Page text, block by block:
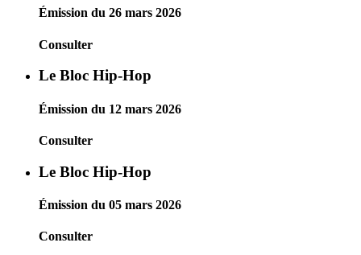
Émission du 26 mars 2026
Consulter
Le Bloc Hip-Hop
Émission du 12 mars 2026
Consulter
Le Bloc Hip-Hop
Émission du 05 mars 2026
Consulter